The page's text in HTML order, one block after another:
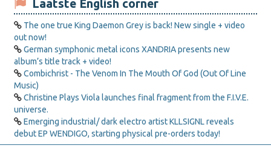
Laatste English corner
The one true King Daemon Grey is back! New single + video
out now!
German symphonic metal icons XANDRIA presents new
album’s title track + video!
Combichrist - The Venom In The Mouth Of God (Out Of Line
Music)
Christine Plays Viola launches final fragment from the F.I.V.E.
universe.
Emerging industrial/ dark electro artist KLLSIGNL reveals
debut EP WENDIGO, starting physical pre-orders today!